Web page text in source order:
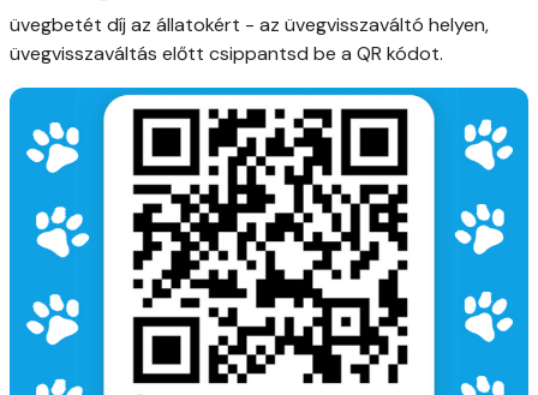
üvegbetét díj az állatokért - az üvegvisszaváltó helyen,
üvegvisszaváltás előtt csippantsd be a QR kódot.